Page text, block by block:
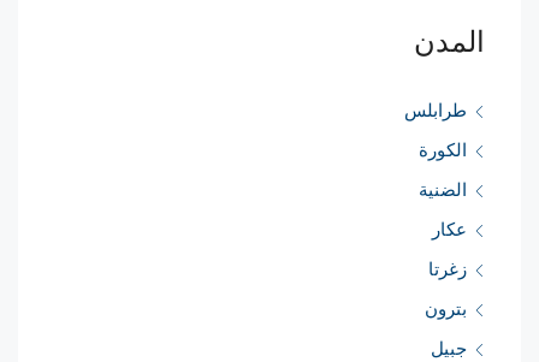
المدن
طرابلس
الكورة
الضنية
عكار
زغرتا
بترون
جبيل